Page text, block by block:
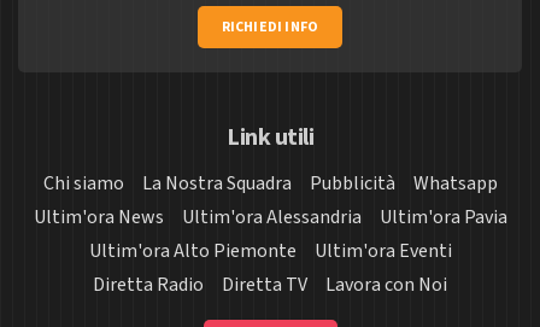
RICHIEDI INFO
Link utili
Chi siamo La Nostra Squadra Pubblicità
Whatsapp
Ultim'ora News
Ultim'ora Alessandria
Ultim'ora Pavia
Ultim'ora Alto Piemonte
Ultim'ora Eventi
Diretta Radio
Diretta TV Lavora con Noi